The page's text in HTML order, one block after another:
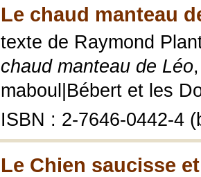
Le chaud manteau
texte de Raymond
chaud manteau de Léo
maboul|Bébert et les
ISBN : 2-7646-0442-4
Le Chien saucisse